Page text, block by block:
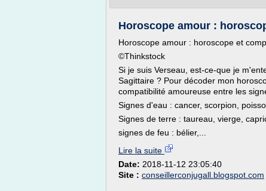
Horoscope amour :
Horoscope amour : horoscope et
©Thinkstock
Si je suis Verseau, est-ce-que je
Sagittaire ? Pour décoder mon
compatibilité amoureuse entre les
Signes d'eau : cancer, scorpion,
Signes de terre : taureau, vierge,
signes de feu : bélier,...
Lire la suite
Date: 2018-11-12 23:05:40
Site : conseillerconjugall.blogspot.com